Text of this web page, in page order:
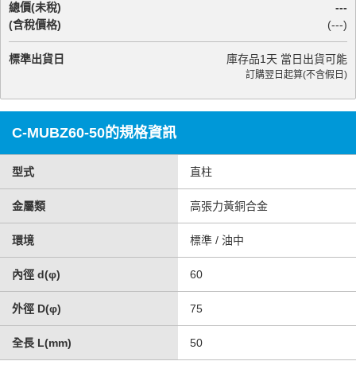
總價(未稅)
(含稅價格)
---
(---)
標準出貨日 庫存品1天 當日出貨可能
訂購翌日起算(不含假日)
C-MUBZ60-50的規格資訊
型式 直柱
金屬類 高張力黃銅合金
環境 標準 / 油中
內徑 d(φ) 60
外徑 D(φ) 75
全長 L(mm) 50